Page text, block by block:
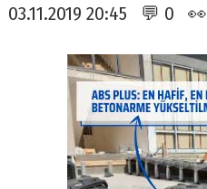
03.11.2019 20:45 💬 0 👀